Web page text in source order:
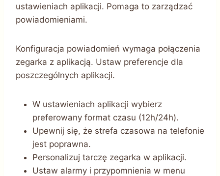
ustawieniach aplikacji. Pomaga to zarządzać
powiadomieniami.
Konfiguracja powiadomień wymaga połączenia
zegarka z aplikacją. Ustaw preferencje dla
poszczególnych aplikacji.
W ustawieniach aplikacji wybierz
preferowany format czasu (12h/24h).
Upewnij się, że strefa czasowa na telefonie
jest poprawna.
Personalizuj tarczę zegarka w aplikacji.
Ustaw alarmy i przypomnienia w menu